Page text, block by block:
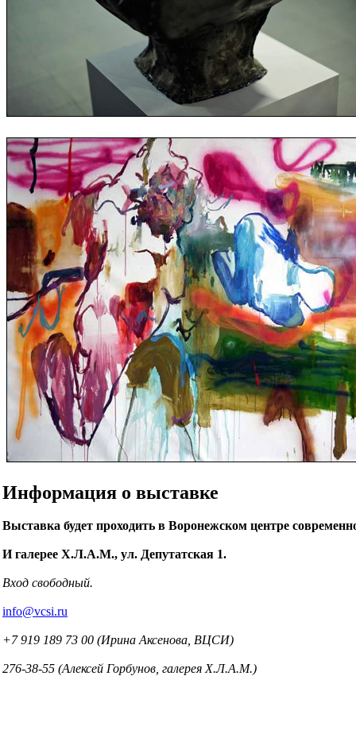
Информация о выставке
Выставка будет проходить в Воронежском центре
И галерее Х.Л.А.М., ул. Депутатская 1.
Вход свободный.
info@vcsi.ru
+7 919 189 73 00 (Ирина Аксенова, ВЦСИ)
276-38-55 (Алексей Горбунов, галерея Х.Л.А.М.)